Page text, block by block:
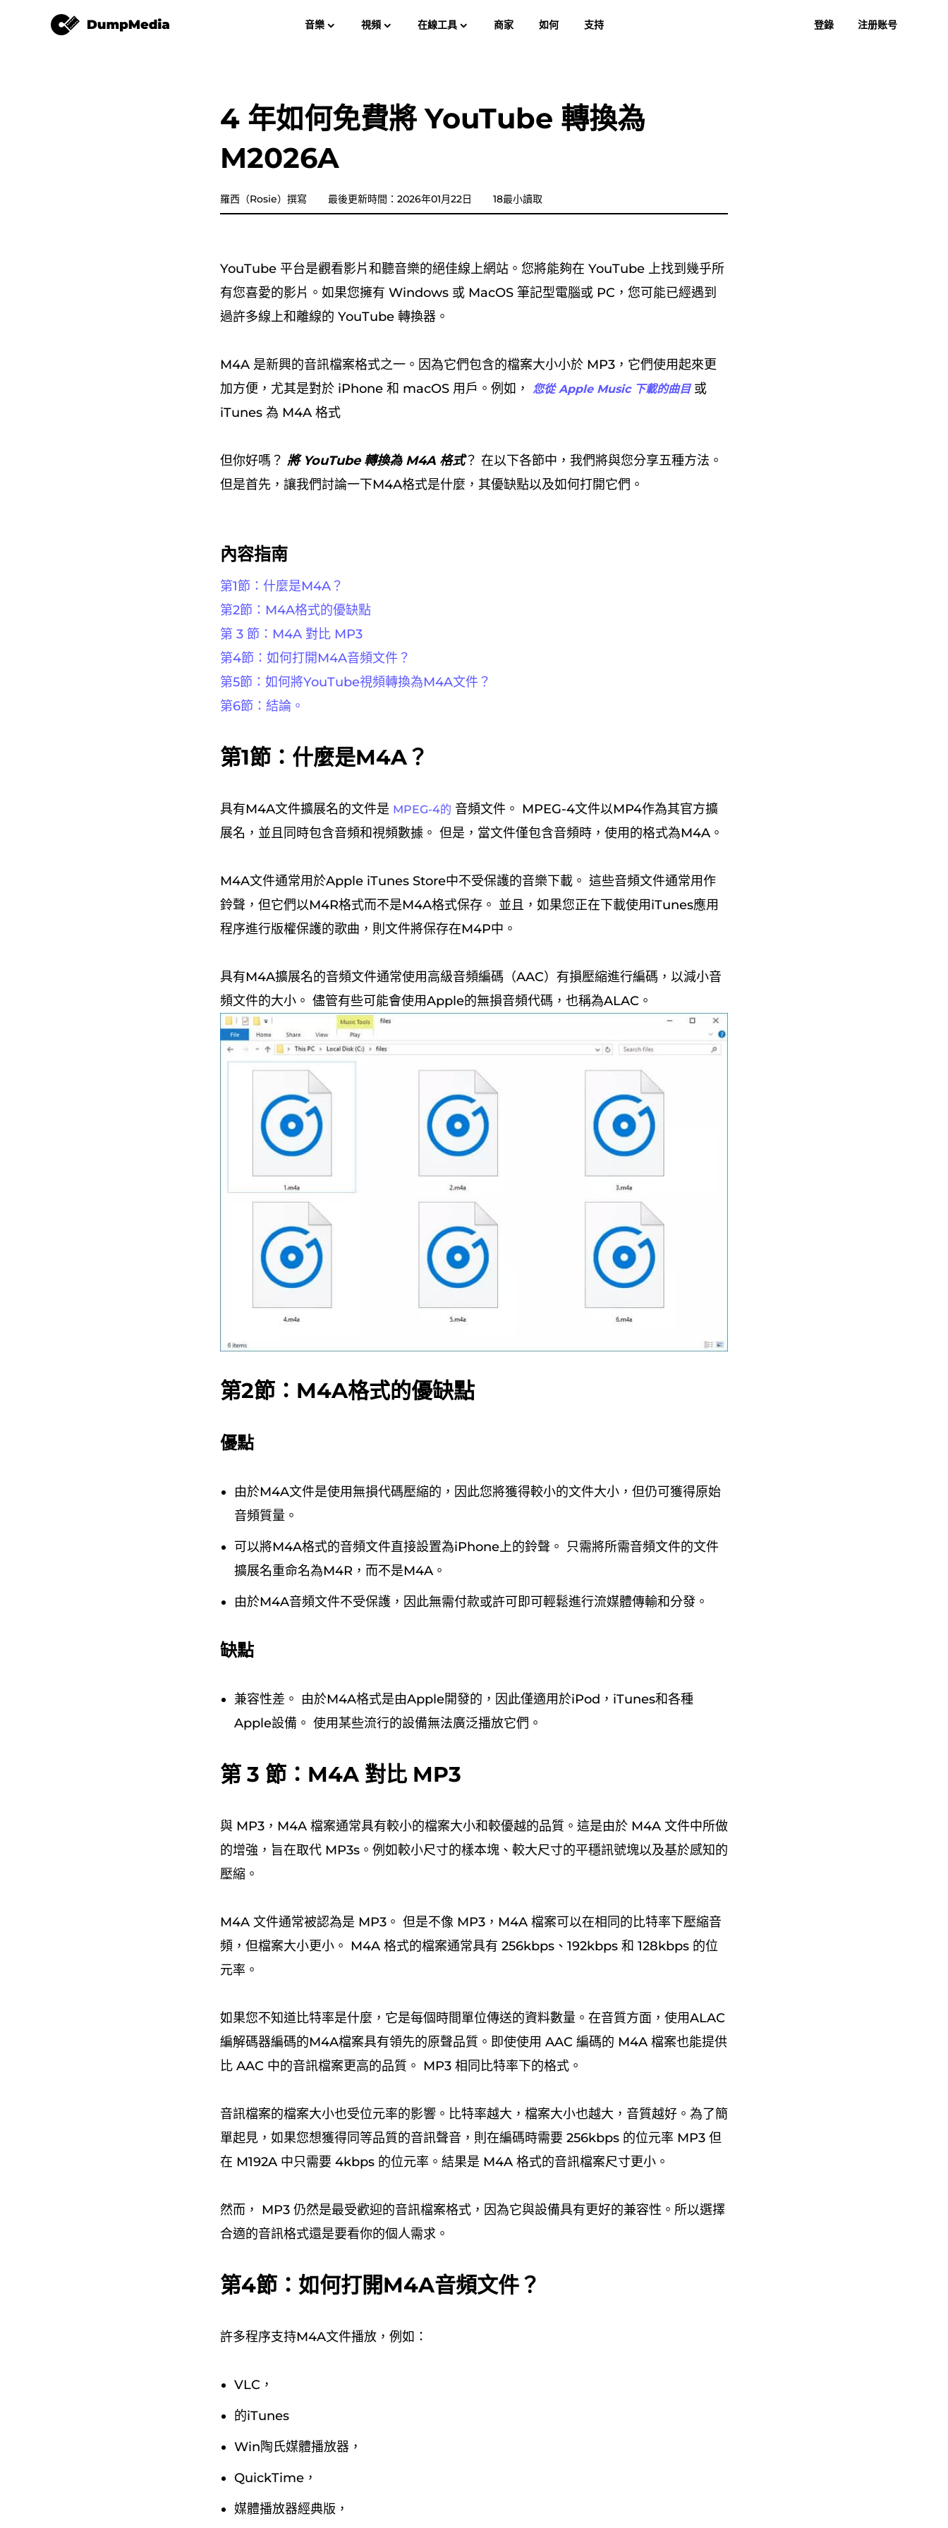
音樂
Apple Music 音樂轉檔器 YouTube 音樂轉換器
亞馬遜音樂轉換器
潘多拉音樂轉換器
視頻 在線工具 商家 如何 支持 登錄 注册账号
視頻轉換 立即購買
4 年如何免費將 YouTube 轉換為
M2026A
羅西（Rosie）撰寫 最後更新時間：2026年01月22日 18最小讀取
YouTube 平台是觀看影片和聽音樂的絕佳線上網站。您將能夠在 YouTube 上找到幾乎所
有您喜愛的影片。如果您擁有 Windows 或 MacOS 筆記型電腦或 PC，您可能已經遇到
過許多線上和離線的 YouTube 轉換器。
M4A 是新興的音訊檔案格式之一。因為它們包含的檔案大小小於 MP3，它們使用起來更
加方便，尤其是對於 iPhone 和 macOS 用戶。例如， 您從 Apple Music 下載的曲目或
iTunes 為 M4A 格式
但你好嗎？ 將 YouTube 轉換為 M4A 格式？ 在以下各節中，我們將與您分享五種方法。
但是首先，讓我們討論一下M4A格式是什麼，其優缺點以及如何打開它們。
內容指南
第1節：什麼是M4A？
第2節：M4A格式的優缺點
第 3 節：M4A 對比 MP3
第4節：如何打開M4A音頻文件？
第5節：如何將YouTube視頻轉換為M4A文件？
第6節：結論。
第1節：什麼是M4A？
具有M4A文件擴展名的文件是 MPEG-4的 音頻文件。 MPEG-4文件以MP4作為其官方擴
展名，並且同時包含音頻和視頻數據。 但是，當文件僅包含音頻時，使用的格式為M4A。
M4A文件通常用於Apple iTunes Store中不受保護的音樂下載。 這些音頻文件通常用作
鈴聲，但它們以M4R格式而不是M4A格式保存。 並且，如果您正在下載使用iTunes應用
程序進行版權保護的歌曲，則文件將保存在M4P中。
具有M4A擴展名的音頻文件通常使用高級音頻編碼（AAC）有損壓縮進行編碼，以減小音
頻文件的大小。 儘管有些可能會使用Apple的無損音頻代碼，也稱為ALAC。
第2節：M4A格式的優缺點
優點
由於M4A文件是使用無損代碼壓縮的，因此您將獲得較小的文件大小，但仍可獲得原始
音頻質量。
可以將M4A格式的音頻文件直接設置為iPhone上的鈴聲。 只需將所需音頻文件的文件
擴展名重命名為M4R，而不是M4A。
由於M4A音頻文件不受保護，因此無需付款或許可即可輕鬆進行流媒體傳輸和分發。
缺點
兼容性差。 由於M4A格式是由Apple開發的，因此僅適用於iPod，iTunes和各種
Apple設備。 使用某些流行的設備無法廣泛播放它們。
第 3 節：M4A 對比 MP3
與 MP3，M4A 檔案通常具有較小的檔案大小和較優越的品質。這是由於 M4A 文件中所做
的增強，旨在取代 MP3s。例如較小尺寸的樣本塊、較大尺寸的平穩訊號塊以及基於感知的
壓縮。
M4A 文件通常被認為是 MP3。 但是不像 MP3，M4A 檔案可以在相同的比特率下壓縮音
頻，但檔案大小更小。 M4A 格式的檔案通常具有 256kbps、192kbps 和 128kbps 的位
元率。
如果您不知道比特率是什麼，它是每個時間單位傳送的資料數量。在音質方面，使用ALAC
編解碼器編碼的M4A檔案具有領先的原聲品質。即使使用 AAC 編碼的 M4A 檔案也能提供
比 AAC 中的音訊檔案更高的品質。 MP3 相同比特率下的格式。
音訊檔案的檔案大小也受位元率的影響。比特率越大，檔案大小也越大，音質越好。為了簡
單起見，如果您想獲得同等品質的音訊聲音，則在編碼時需要 256kbps 的位元率 MP3 但
在 M192A 中只需要 4kbps 的位元率。結果是 M4A 格式的音訊檔案尺寸更小。
然而， MP3 仍然是最受歡迎的音訊檔案格式，因為它與設備具有更好的兼容性。所以選擇
合適的音訊格式還是要看你的個人需求。
第4節：如何打開M4A音頻文件？
許多程序支持M4A文件播放，例如：
VLC，
的iTunes
Win陶氏媒體播放器，
QuickTime，
媒體播放器經典版，